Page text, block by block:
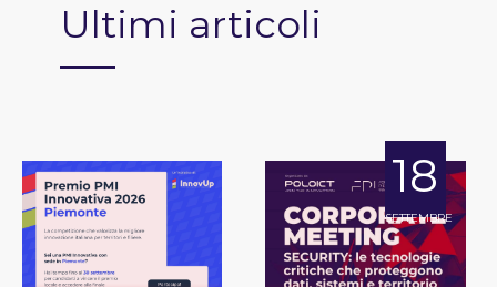
Ultimi articoli
18
SETTEMBRE